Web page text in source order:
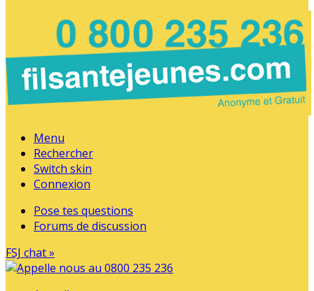
Menu
Rechercher
Switch skin
Connexion
Pose tes questions
Forums de discussion
FSJ chat »